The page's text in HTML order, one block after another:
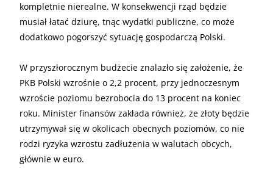
kompletnie nierealne. W konsekwencji rząd będzie
musiał łatać dziurę, tnąc wydatki publiczne, co może
dodatkowo pogorszyć sytuację gospodarczą Polski.
W przyszłorocznym budżecie znalazło się założenie, że
PKB Polski wzrośnie o 2,2 procent, przy jednoczesnym
wzroście poziomu bezrobocia do 13 procent na koniec
roku. Minister finansów zakłada również, że złoty będzie
utrzymywał się w okolicach obecnych poziomów, co nie
rodzi ryzyka wzrostu zadłużenia w walutach obcych,
głównie w euro.